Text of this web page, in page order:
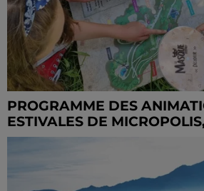
PROGRAMME DES
ESTIVALES DE